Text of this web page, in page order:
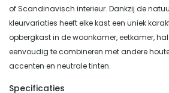
of Scandinavisch interieur. Dankzij de
kleurvariaties heeft elke kast een uniek
opbergkast in de woonkamer, eetkamer,
eenvoudig te combineren met andere
accenten en neutrale tinten.
Specificaties